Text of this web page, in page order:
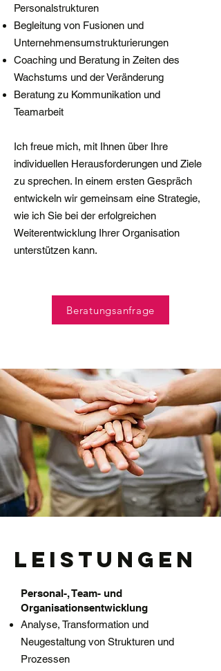
Personalstrukturen
Begleitung von Fusionen und
Unternehmensumstrukturierungen
Coaching und Beratung in Zeiten des
Wachstums und der Veränderung
Beratung zu Kommunikation und
Teamarbeit
Ich freue mich, mit Ihnen über Ihre
individuellen Herausforderungen und Ziele
zu sprechen. In einem ersten Gespräch
entwickeln wir gemeinsam eine Strategie,
wie ich Sie bei der erfolgreichen
Weiterentwicklung Ihrer Organisation
unterstützen kann.
Beratungsanfrage
Leistungen
Personal-, Team- und
Organisationsentwicklung
Analyse, Transformation und
Neugestaltung von Strukturen und
Prozessen